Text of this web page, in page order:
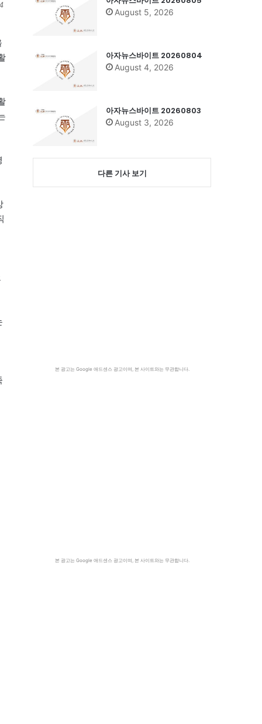
August 5, 2026
아자뉴스바이트 20260804
August 4, 2026
아자뉴스바이트 20260803
August 3, 2026
다른 기사 보기
본 광고는 Google 애드센스 광고이며, 본 사이트와는 무관합니다.
본 광고는 Google 애드센스 광고이며, 본 사이트와는 무관합니다.